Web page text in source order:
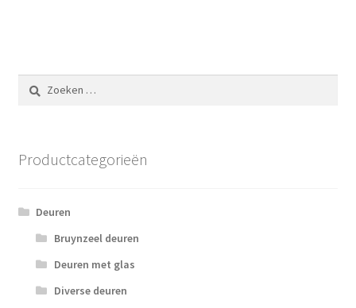
Zoeken
naar:
Productcategorieën
Deuren
Bruynzeel deuren
Deuren met glas
Diverse deuren